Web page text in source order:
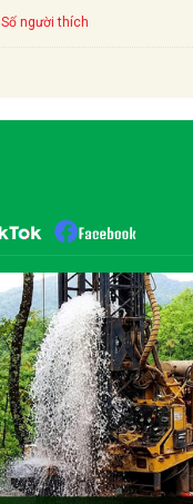
Số người thích